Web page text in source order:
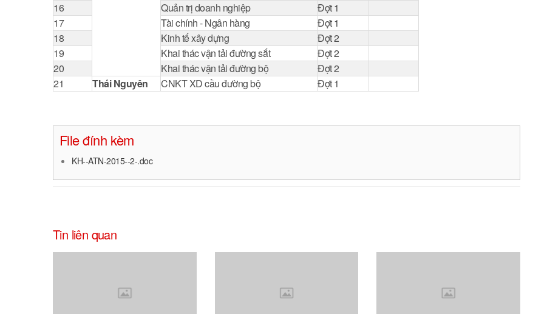
16
Quản trị doanh nghiệp
Đợt 1
17
Tài chính - Ngân hàng
Đợt 1
18
Kinh tế xây dựng
Đợt 2
19
Khai thác vận tải đường sắt
Đợt 2
20
Khai thác vận tải đường bộ
Đợt 2
21
Thái Nguyên CNKT XD cầu đường bộ Đợt 1
File đính kèm
KH--ATN-2015--2-.doc
Tin liên quan